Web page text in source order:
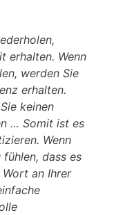
erhalten. Wenn
werden Sie
erhalten.
keinen
… Somit ist es
Wenn
dass es
an Ihrer